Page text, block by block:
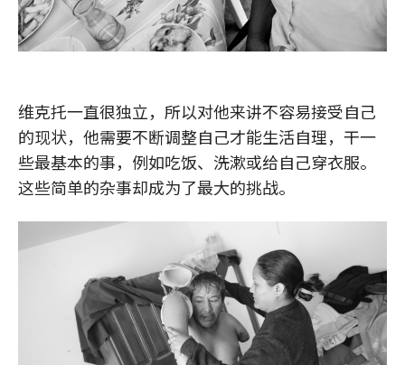
维克托一直很独立，所以对他来讲不容易接受自己
的现状，他需要不断调整自己才能生活自理，干一
些最基本的事，例如吃饭、洗漱或给自己穿衣服。
这些简单的杂事却成为了最大的挑战。